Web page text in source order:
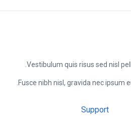
Vestibulum quis risus sed nisl
Fusce nibh nisl, gravida nec ipsum
Support